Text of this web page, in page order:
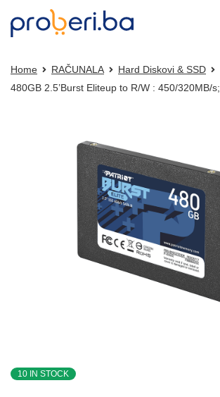
Home RAČUNALA Hard Diskovi & SSD
480GB 2.5’Burst Eliteup to R/W : 450/320MB/s;
10 IN STOCK